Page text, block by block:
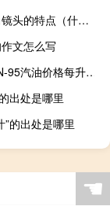
什么是广角镜头的特点（什么是广角镜头）
文怎么写
越南将RON-95汽油价格每升下调906越南盾
出处是哪里
”的出处是哪里
☚